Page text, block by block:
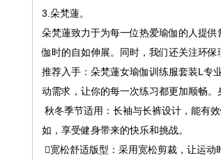
3.朵梵蓮。
朵梵蓮致力于为每一位热爱瑜伽的人提
伽时的自如伸展。同时，我们还关注环
推荐入手：朵梵蓮女瑜伽训练服套装L专
动需求，让你的每一次练习都更加顺畅。
秋冬季节适用：长袖与长裤设计，能有
如，享受健身带来的快乐和挑战。
️⃣宽松舒适版型：采用宽松剪裁，让运